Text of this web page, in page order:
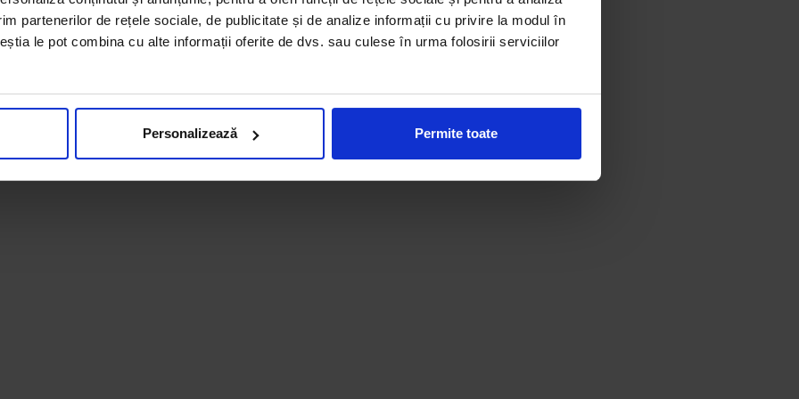
partenerilor de rețele sociale, de publicitate și de analize informații cu privire la modul în
le pot combina cu alte informații oferite de dvs. sau culese în urma folosirii serviciilor
Personalizează Permite toate
sfecla rosie